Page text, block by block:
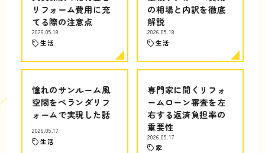
リフォーム費用に充
てる際の注意点
2026.05.18
生活
の相場と内訳を徹底
解説
2026.05.18
生活
憧れのサンルーム風
空間をベランダリフ
ォームで実現した話
2026.05.17
生活
専門家に聞くリフォ
ームローン審査を左
右する返済負担率の
重要性
2026.05.17
家